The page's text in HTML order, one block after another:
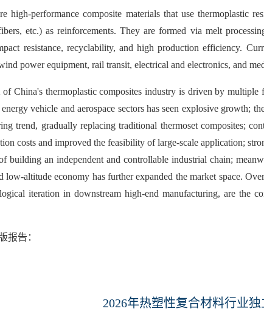
high-performance composite materials that use thermoplastic
etc.) as reinforcements. They are formed via melt
resistance, recyclability, and high production efficiency.
power equipment, rail transit, electrical and electronics, and
of China's thermoplastic composites industry is driven by
vehicle and aerospace sectors has seen explosive growth;
trend, gradually replacing traditional thermoset composites;
costs and improved the feasibility of large-scale application;
building an independent and controllable industrial chain;
low-altitude economy has further expanded the market space.
iteration in downstream high-end manufacturing, are the
报告：
2026年热塑性复合材料行业